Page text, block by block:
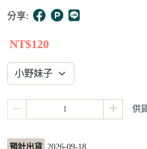
分享:
NT$120
供
預計出貨 2026-09-18